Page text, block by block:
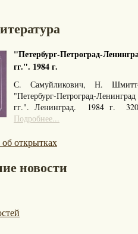
"Петербург-Петроград-
гг.". 1984 г.
С. Самуйликович, Н.
"Петербург-Петроград-
гг.". Ленинград. 1984 г.
Подробнее...
открытках
новости